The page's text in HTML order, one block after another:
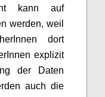
kann auf
werden, weil
dort
explizit
der Daten
auch die